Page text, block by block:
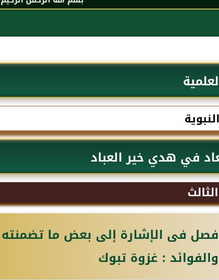
في هدي خير العباد
فصل فى الإشارة إلى بعض ما
والفوائد : غزوة تبوك